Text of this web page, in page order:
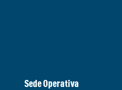
Sede Operativa